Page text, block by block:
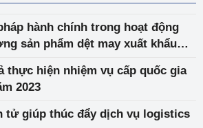
hành chính trong hoạt động
sản phẩm dệt may xuất khẩu
2023
tử giúp thúc đẩy dịch vụ logistics